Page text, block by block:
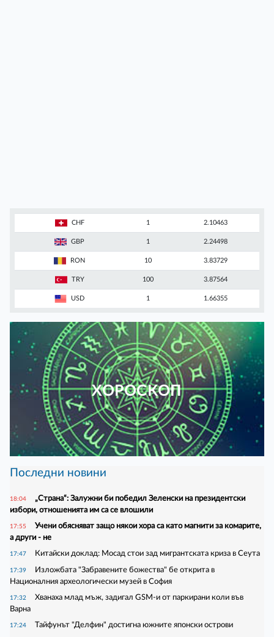
CHF 1 2.10463
GBP 1 2.24498
RON 10 3.83729
TRY 100 3.87564
USD 1 1.66355
ХОРОСКОП
Последни новини
18:04
„Страна“: Залужни би победил Зеленски на президентски
избори, отношенията им са се влошили
17:55
Учени обясняват защо някои хора са като магнити за комарите,
а други - не
17:47 Китайски доклад: Мосад стои зад мигрантската криза в Сеута
17:39
Изложбата "Забравените божества" бе открита в
Националния археологически музей в София
17:32
Хванаха млад мъж, задигал GSM-и от паркирани коли във
Варна
17:24 Тайфунът "Делфин" достигна южните японски острови